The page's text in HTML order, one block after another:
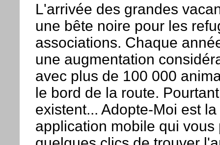
L'arrivée des grandes
une bête noire pour les
associations. Chaque
une augmentation
avec plus de 100 000
le bord de la route.
existent... Adopte-Moi est
application mobile qui vous